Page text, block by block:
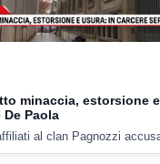
minaccia, estorsione
De Paola
al clan Pagnozzi